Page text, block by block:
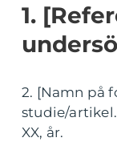
1.
2. [Namn på
studie/
XX, år.